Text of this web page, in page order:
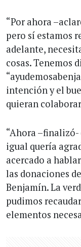
“Por ahora
pero sí estamos
adelante,
cosas. Tenemos
intención y el
quieran
“Ahora
igual quería
acercado a
las donaciones
Benjamín. La
pudimos
elementos